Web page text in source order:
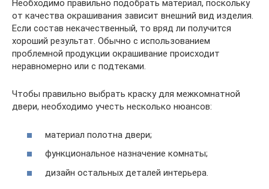
Необходимо правильно подобрать материал, поскольку
от качества окрашивания зависит внешний вид изделия.
Если состав некачественный, то вряд ли получится
хороший результат. Обычно с использованием
проблемной продукции окрашивание происходит
неравномерно или с подтеками.
Чтобы правильно выбрать краску для межкомнатной
двери, необходимо учесть несколько нюансов:
материал полотна двери;
функциональное назначение комнаты;
дизайн остальных деталей интерьера.